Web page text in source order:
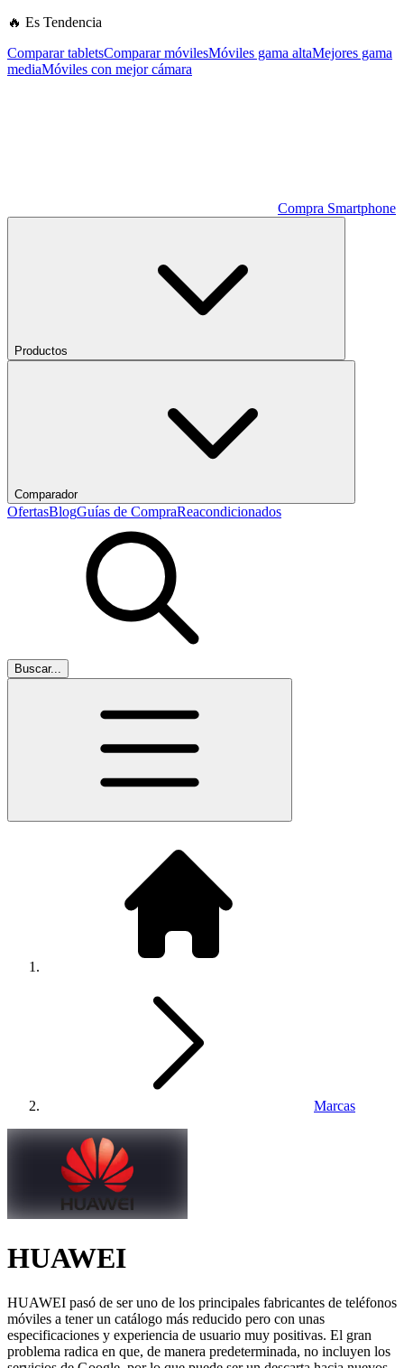
🔥 Es Tendencia
Comparar tabletsComparar móvilesMóviles gama altaMejores gama
mediaMóviles con mejor cámara
Compra Smartphone
Productos
Comparador
OfertasBlogGuías de CompraReacondicionados
Buscar...
Marcas
HUAWEI
HUAWEI pasó de ser uno de los principales fabricantes de teléfonos
móviles a tener un catálogo más reducido pero con unas
especificaciones y experiencia de usuario muy positivas. El gran
problema radica en que, de manera predeterminada, no incluyen los